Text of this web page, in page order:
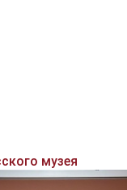
музея